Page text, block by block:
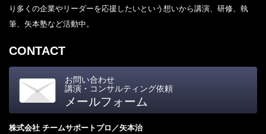
り多くの企業やリーダーを応援したいという想いから講演、研修、執
筆、矢本塾など活動中。
CONTACT
お問い合わせ
講演・コンサルティング依頼
メールフォーム
株式会社 チームサポートプロ／矢本治